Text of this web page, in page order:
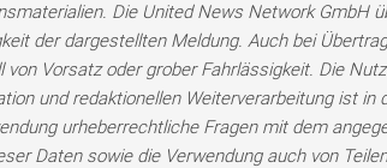
Die United News Network GmbH
der dargestellten Meldung. Auch bei
Vorsatz oder grober Fahrlässigkeit. Die
und redaktionellen Weiterverarbeitung ist in
urheberrechtliche Fragen mit dem
Daten sowie die Verwendung auch von